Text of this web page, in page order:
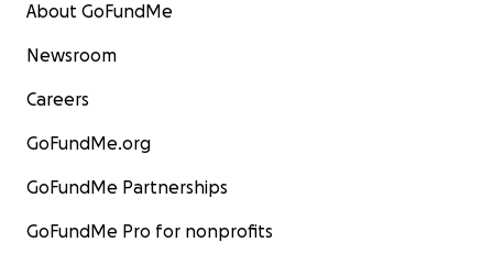
About GoFundMe
Newsroom
Careers
GoFundMe.org
GoFundMe Partnerships
GoFundMe Pro for nonprofits